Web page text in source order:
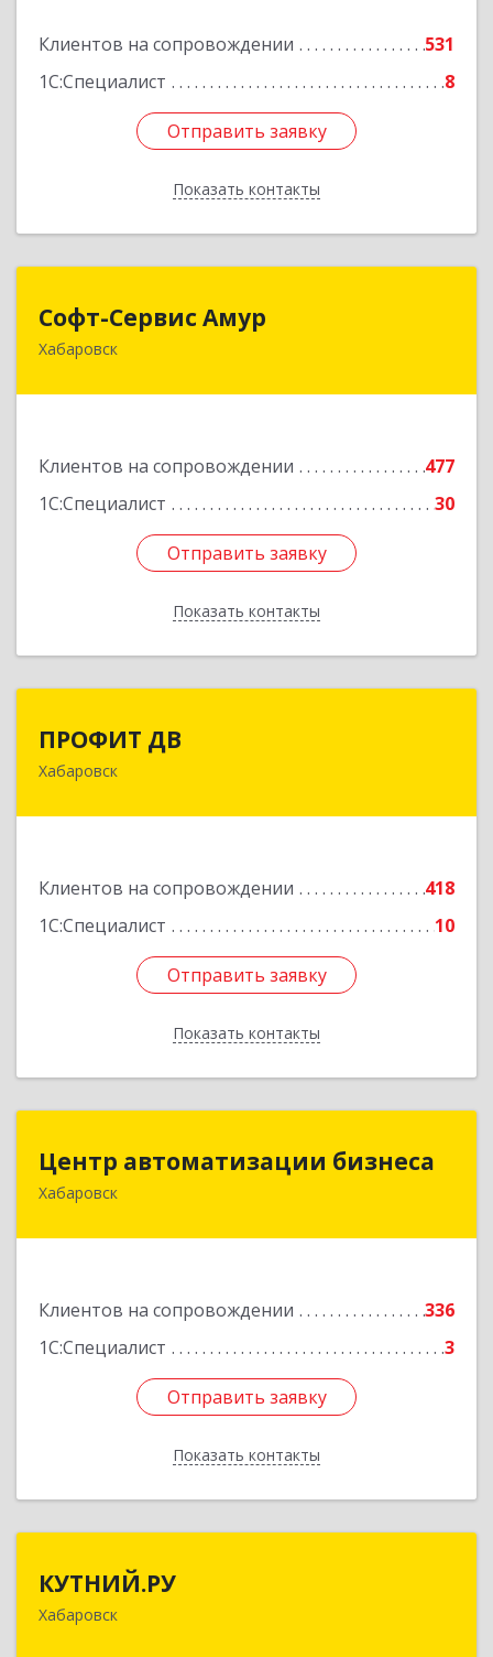
Клиентов на сопровождении
531
1С:Специалист
8
Отправить заявку
Показать контакты
Подробнее
Отправить заявку
Назад
Софт-Сервис Амур
Хабаровск
Клиентов на сопровождении
477
1С:Специалист
30
Отправить заявку
Показать контакты
680000, Хабаровский край, Хабаровск г,
Отправить заявку
Назад
ПРОФИТ ДВ
Хабаровск
Клиентов на сопровождении
418
1С:Специалист
10
Отправить заявку
Показать контакты
680000, Хабаровский край, Хабаровск г,
Отправить заявку
Назад
Центр автоматизации бизнеса
Хабаровск
Клиентов на сопровождении
336
1С:Специалист
3
Отправить заявку
Показать контакты
Центр автоматизации бизнеса
680030, Хабаровский край, Хабаровск г, Ленина
Отправить заявку
Назад
КУТНИЙ.РУ
Хабаровск680007, Хабаровский край, Хабаровск г,